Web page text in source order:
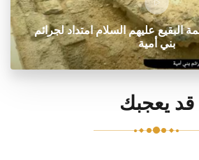
البقيع عليهم السلام امتداد لجرائم
بني أمية
قد يعجبك